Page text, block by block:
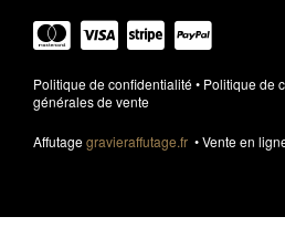
Politique de confidentialité• Politique de
générales de vente
Affutagegravieraffutage.fr • Vente en